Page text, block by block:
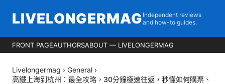
LIVELONGERMAG Independent reviews
and how-to guides.
FRONT PAGEAUTHORSABOUT — LIVELONGERMAG
Livelongermag › General ›
高鐵上海到杭州：最全攻略，30分鐘極速往返，秒懂如何購票、